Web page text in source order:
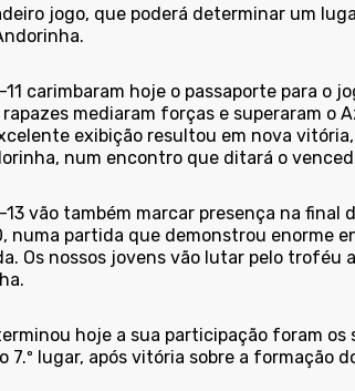
jogo, que poderá determinar um
11 carimbaram hoje o passaporte para o
rapazes mediaram forças e superaram o
exibição resultou em nova
num encontro que ditará o
13 vão também marcar presença na final
numa partida que demonstrou enorme
Os nossos jovens vão lutar pelo troféu
hoje a sua participação foram os
7.º lugar, após vitória sobre a formação